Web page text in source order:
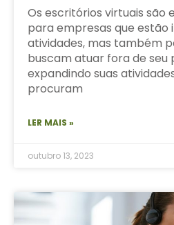
Os escritórios virtuais são
para empresas que estão
atividades, mas também
buscam atuar fora de seu
expandindo suas
procuram
LER MAIS »
outubro 13, 2023